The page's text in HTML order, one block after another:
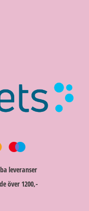
leveranser
över 1200,-